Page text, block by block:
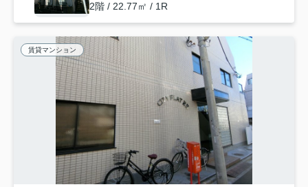
2階 / 22.77㎡ / 1R
賃貸マンション